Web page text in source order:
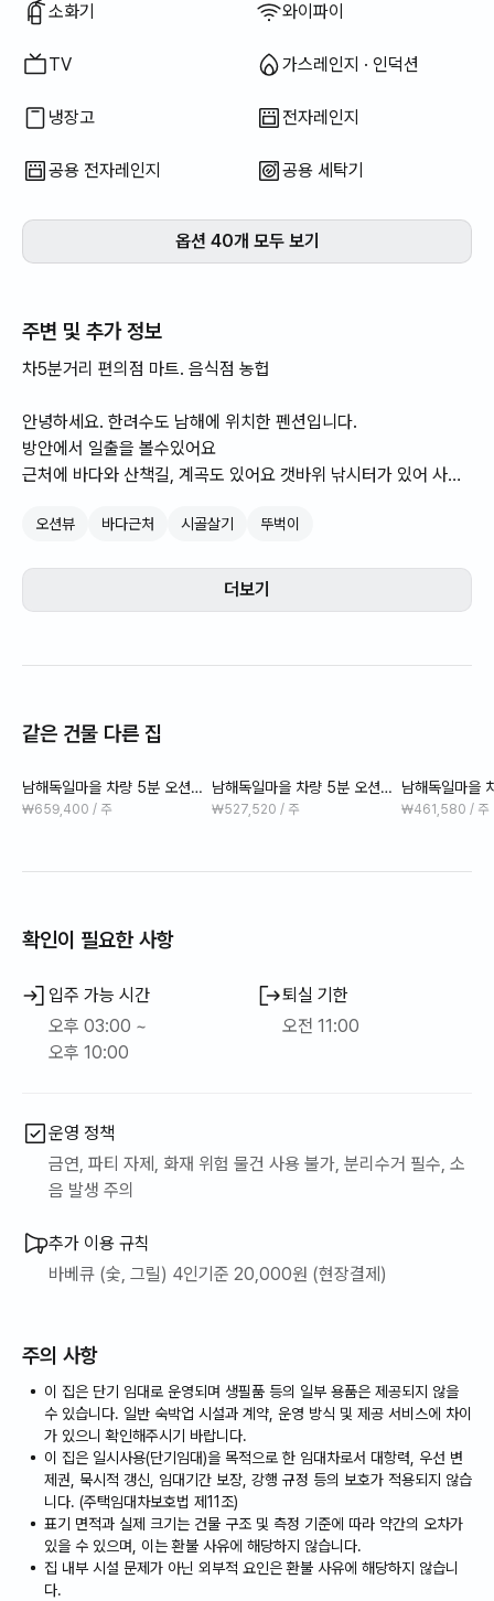
소화기 와이파이
TV 가스레인지 · 인덕션
냉장고 전자레인지
공용 전자레인지 공용 세탁기
옵션 40개 모두 보기
주변 및 추가 정보
차5분거리 편의점 마트. 음식점 농헙
안녕하세요. 한려수도 남해에 위치한 펜션입니다.
방안에서 일출을 볼수있어요
근처에 바다와 산책길, 계곡도 있어요 갯바위 낚시터가 있어 사계
봄에는 주변 산책로에서 봄꽃을 감상하실 수 있고, 여름에는 근처
365일 즐길 거리가 넘쳐나는 펜션에서 나만의 별장을 체험하세
요.
오션뷰 바다근처 시골살기 뚜벅이
더보기
같은 건물 다른 집
남해독일마을 차량 5분 오션뷰
일출맛집 황토 #소나무
₩659,400 / 주
남해독일마을 차량 5분 오션뷰
낚시 갯바위 방파제
₩527,520 / 주
남해독일마을
일출맛집 황토
₩461,580 / 주
확인이 필요한 사항
입주 가능 시간
오후 03:00 ~
오후 10:00
퇴실 기한
오전 11:00
운영 정책
금연, 파티 자제, 화재 위험 물건 사용 불가, 분리수거 필수, 소
음 발생 주의
추가 이용 규칙
바베큐 (숯, 그릴) 4인기준 20,000원 (현장결제)
주의 사항
이 집은 단기 임대로 운영되며 생필품 등의 일부 용품은 제공되지 않을
수 있습니다. 일반 숙박업 시설과 계약, 운영 방식 및 제공 서비스에 차이
가 있으니 확인해주시기 바랍니다.
이 집은 일시사용(단기임대)을 목적으로 한 임대차로서 대항력, 우선 변
제권, 묵시적 갱신, 임대기간 보장, 강행 규정 등의 보호가 적용되지 않습
니다. (주택임대차보호법 제11조)
표기 면적과 실제 크기는 건물 구조 및 측정 기준에 따라 약간의 오차가
있을 수 있으며, 이는 환불 사유에 해당하지 않습니다.
집 내부 시설 문제가 아닌 외부적 요인은 환불 사유에 해당하지 않습니
다.